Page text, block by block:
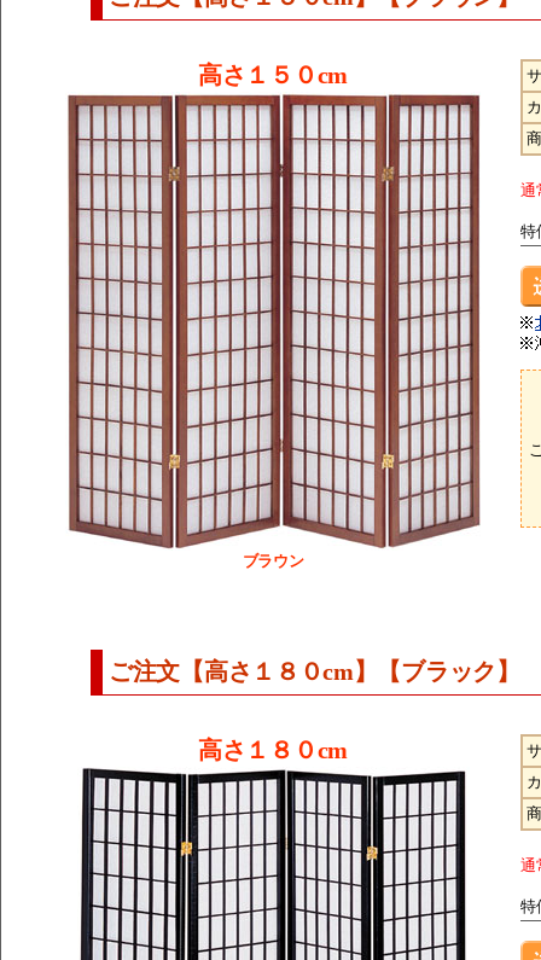
高さ１５０cm
ブラウン
通
特
ご注文【高さ１８０cm】【ブラック】
高さ１８０cm
通
特